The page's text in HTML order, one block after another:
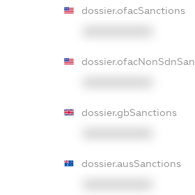
dossier.ofacSanctions
dossier.gbSanctions
dossier.ausSanctions